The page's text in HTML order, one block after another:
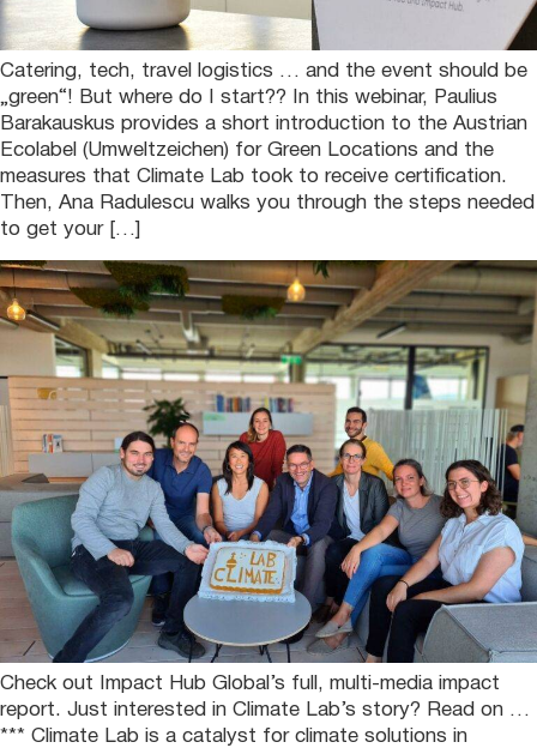
Catering, tech, travel logistics … and the event should be
„green“! But where do I start?? In this webinar, Paulius
Barakauskus provides a short introduction to the Austrian
Ecolabel (Umweltzeichen) for Green Locations and the
measures that Climate Lab took to receive certification.
Then, Ana Radulescu walks you through the steps needed
to get your […]
Check out Impact Hub Global’s full, multi-media impact
report. Just interested in Climate Lab’s story? Read on …
*** Climate Lab is a catalyst for climate solutions in